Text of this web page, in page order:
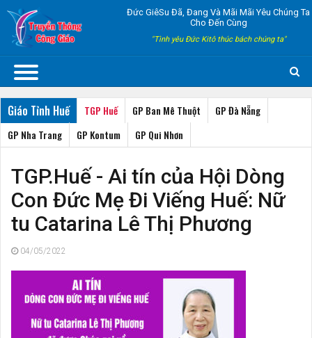
Đức GiêSu Đã, Đang Và Mãi Mãi Yêu Chúng Ta
Cho Đến Cùng
"Tình yêu Đức Kitô thúc bách chúng ta"
Giáo Tỉnh Huế TGP Huế GP Ban Mê Thuột
GP Đà Nẵng
GP Nha Trang
GP Kontum GP Qui Nhơn
TGP.Huế - Ai tín của Hội Dòng
Con Đức Mẹ Đi Viếng Huế: Nữ
tu Catarina Lê Thị Phương
04/05/2022